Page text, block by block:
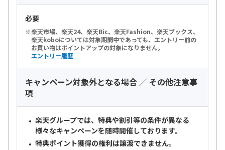
必要
楽天市場、楽天24、楽天Bic、楽天Fashion、楽天ブックス、
楽天koboについては対象期間中であっても、エントリー前の
お買い物はポイントアップの対象になりません。
エントリー履歴
キャンペーン対象外となる場合 ／ その他注意事
項
楽天グループでは、特典や割引等の条件が異なる
様々なキャンペーンを随時開催しております。
特典ポイント獲得の権利は譲渡できません。